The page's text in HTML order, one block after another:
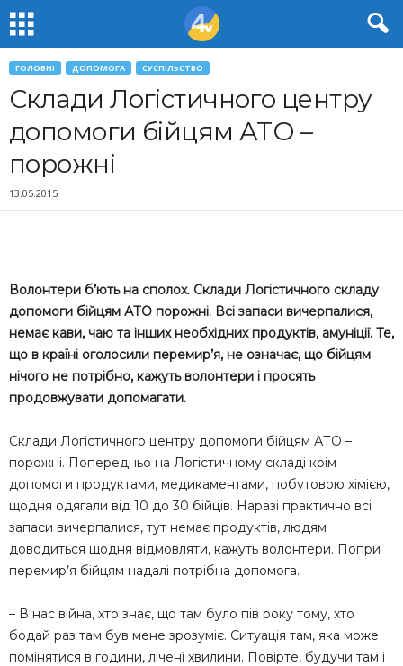
ГОЛОВНІ ДОПОМОГА СУСПІЛЬСТВО
Склади Логістичного центру
допомоги бійцям АТО –
порожні
13.05.2015
Волонтери б’ють на сполох. Склади Логістичного складу
допомоги бійцям АТО порожні. Всі запаси вичерпалися,
немає кави, чаю та інших необхідних продуктів, амуніції. Те,
що в країні оголосили перемир’я, не означає, що бійцям
нічого не потрібно, кажуть волонтери і просять
продовжувати допомагати.
Склади Логістичного центру допомоги бійцям АТО –
порожні. Попередньо на Логістичному складі крім
допомоги продуктами, медикаментами, побутовою хімією,
щодня одягали від 10 до 30 бійців. Наразі практично всі
запаси вичерпалися, тут немає продуктів, людям
доводиться щодня відмовляти, кажуть волонтери. Попри
перемир’я бійцям надалі потрібна допомога.
– В нас війна, хто знає, що там було пів року тому, хто
бодай раз там був мене зрозуміє. Ситуація там, яка може
помінятися в години, лічені хвилини. Повірте, будучи там і